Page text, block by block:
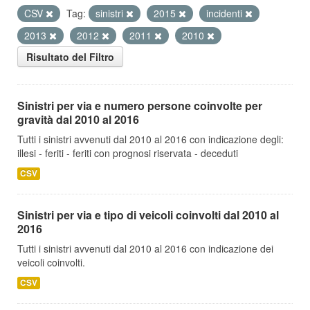
CSV
Tag: sinistri 2015
incidenti
2013
2012 2011
2010
Risultato del Filtro
Sinistri per via e numero persone coinvolte per
gravità dal 2010 al 2016
Tutti i sinistri avvenuti dal 2010 al 2016 con indicazione degli:
illesi - feriti - feriti con prognosi riservata - deceduti
CSV
Sinistri per via e tipo di veicoli coinvolti dal 2010 al
2016
Tutti i sinistri avvenuti dal 2010 al 2016 con indicazione dei
veicoli coinvolti.
CSV